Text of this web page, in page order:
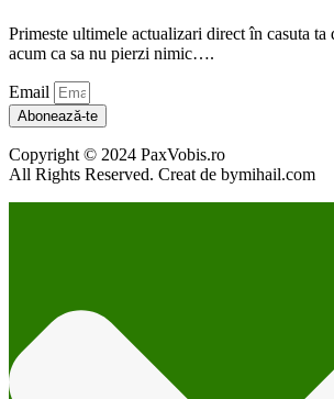
Primeste ultimele actualizari direct în casuta ta
acum ca sa nu pierzi nimic….
Email
Abonează-te
Copyright © 2024 PaxVobis.ro
All Rights Reserved. Creat de bymihail.com